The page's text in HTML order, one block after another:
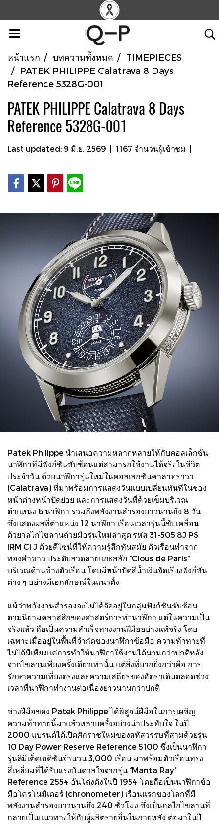
หน้าแรก บทความทั้งหมด
TIMEPIECES
PATEK PHILIPPE Calatrava 8 Days
Reference 5328G-001
PATEK PHILIPPE Calatrava 8 Days
Reference 5328G-001
Last updated: 9 มิ.ย. 2569 1167 จำนวนผู้เข้าชม
Patek Philippe นำเสนอความหลากหลายให้กับคอลเล็กชัน
นาฬิกาที่มีฟังก์ชันซับซ้อนแต่สามารถใช้งานได้จริงในชีวิต
ประจำวัน ด้วยนาฬิการุ่นใหม่ในคอลเลกชันคาลาทราวา
(Calatrava) ที่มาพร้อมการแสดงวันแบบเปลี่ยนทันทีในช่อง
หน้าต่างหน้าปัดย่อย และการแสดงวันที่ด้วยเข็มบริเวณ
ตำแหน่ง 6 นาฬิกา รวมถึงพลังงานสำรองยาวนานถึง 8 วัน
ซึ่งแสดงผลที่ตำแหน่ง 12 นาฬิกา เรือนเวลารุ่นนี้ขับเคลื่อน
ด้วยกลไกไขลานด้วยมือรุ่นใหม่ล่าสุด รหัส 31-505 8J PS
IRM CI J ด้วยดีไซน์ที่ให้ความรู้สึกทันสมัย ตัวเรือนทำจาก
ทองคำขาว ประดับลวดลายแกะสลัก “Clous de Paris”
บริเวณด้านข้างตัวเรือน โดยมีหน้าปัดสีน้ำเงินจัดเรียงฟังก์ชัน
ต่าง ๆ อย่างมีเอกลักษณ์ในแนวตั้ง
แม้ว่าพลังงานสำรองจะไม่ได้จัดอยู่ในกลุ่มฟังก์ชันซับซ้อน
ตามนิยามคลาสสิกของศาสตร์การทำนาฬิกา แต่ในความเป็น
จริงแล้ว ถือเป็นความสำเร็จทางงานฝีมืออย่างแท้จริง โดย
เฉพาะเมื่ออยู่ในพื้นที่จำกัดของนาฬิกาข้อมือ ความท้าทายที่
ไม่ได้มีเพียงแค่การทำให้นาฬิกาใช้งานได้นานกว่าปกติหลัง
จากไขลานเพียงครั้งเดียวเท่านั้น แต่สิ่งที่ยากยิ่งกว่าคือ การ
รักษาความเที่ยงตรงและความเสถียรของอัตราเดินตลอดช่วง
เวลาที่นาฬิกาทำงานต่อเนื่องยาวนานกว่าปกติ
ช่างฝีมือของ Patek Philippe ได้พิสูจน์ฝีมือในการเผชิญ
ความท้าทายนี้มาแล้วหลายครั้งอย่างน่าประทับใจ ในปี
2000 แบรนด์ได้เปิดศักราชใหม่ของสหัสวรรษที่สามด้วยรุ่น
10 Day Power Reserve Reference 5100 ซึ่งเป็นนาฬิกา
รุ่นลิมิเต็ดเอดิชันจำนวน 3,000 เรือน มาพร้อมตัวเรือนทรง
สี่เหลี่ยมที่ได้รับแรงบันดาลใจจากรุ่น “Manta Ray”
Reference 2554 อันโด่งดังในปี 1954 โดยถือเป็นนาฬิกาข้อ
มือโครโนมิเตอร์ (chronometer) เรือนแรกของโลกที่มี
พลังงานสำรองยาวนานถึง 240 ชั่วโมง ซึ่งเป็นกลไกไขลานที่
กลายเป็นแนวทางให้กับผู้ผลิตรายอื่นในภายหลัง ต่อมาในปี